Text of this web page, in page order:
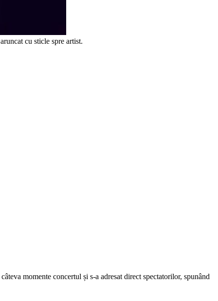
cu sticle spre artist.
momente concertul și s-a adresat direct spectatorilor, spunând